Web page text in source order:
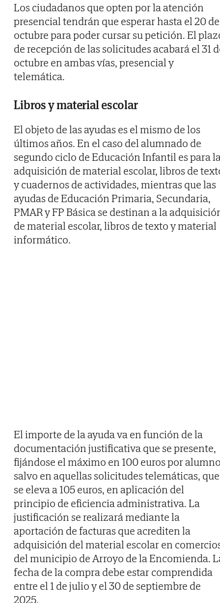
Los ciudadanos que opten por la atención
presencial tendrán que esperar hasta el 20 de
octubre para poder cursar su petición. El
de recepción de las solicitudes acabará el 31
octubre en ambas vías, presencial y
telemática.
Libros y material escolar
El objeto de las ayudas es el mismo de los
últimos años. En el caso del alumnado de
segundo ciclo de Educación Infantil es para
adquisición de material escolar, libros de
y cuadernos de actividades, mientras que las
ayudas de Educación Primaria, Secundaria,
PMAR y FP Básica se destinan a la
de material escolar, libros de texto y material
informático.
El importe de la ayuda va en función de la
documentación justificativa que se presente,
fijándose el máximo en 100 euros por
salvo en aquellas solicitudes telemáticas, que
se eleva a 105 euros, en aplicación del
principio de eficiencia administrativa. La
justificación se realizará mediante la
aportación de facturas que acrediten la
adquisición del material escolar en
del municipio de Arroyo de la Encomienda.
fecha de la compra debe estar comprendida
entre el 1 de julio y el 30 de septiembre de
2025.